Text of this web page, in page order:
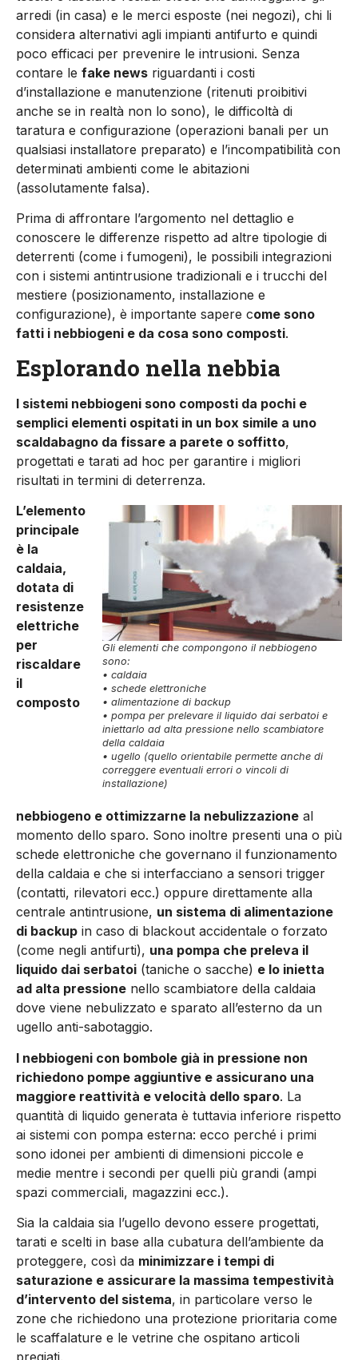
ar­redi (in casa) e le merci esposte (nei negozi), chi li
considera alternativi agli impianti antifurto e quindi
poco efficaci per prevenire le intrusioni. Senza
contare le fake news riguardanti i costi
d’installazione e manutenzione (ritenuti proibi­tivi
anche se in realtà non lo sono), le difficoltà di
taratura e configurazione (operazioni banali per un
qualsiasi installatore preparato) e l’in­compatibilità con
determinati ambienti come le abitazioni
(assolutamente falsa).
Prima di affrontare l’argomento nel dettaglio e
conoscere le differenze rispetto ad altre tipologie di
deterrenti (come i fumogeni), le possibili integrazioni
con i sistemi antintrusione tradizionali e i trucchi del
mestiere (posizionamento, installazione e
configurazione), è importante sapere come sono
fatti i nebbiogeni e da cosa sono composti.
Esplorando nella nebbia
I sistemi nebbiogeni sono composti da pochi e
semplici elementi ospitati in un box simile a uno
scaldabagno da fissare a parete o soffitto,
progettati e tarati ad hoc per garantire i migliori
risultati in termini di deterrenza.
Gli elementi che compongono il nebbiogeno
sono:
• caldaia
• schede elettroniche
• alimentazione di backup
• pompa per prelevare il liquido dai serbatoi e
iniettarlo ad alta pressione nello scambiatore
della caldaia
• ugello (quello orientabile permette anche di
correggere eventuali errori o vincoli di
installazione)
L’elemento
principale
è la
caldaia,
dotata di
resistenze
elettriche
per
riscaldare
il
composto
nebbiogeno e ottimizzarne la nebulizzazione al
momento dello sparo. Sono inoltre presenti una o più
schede elettroniche che governano il funzionamento
della caldaia e che si interfacciano a sensori trigger
(contatti, rilevatori ecc.) oppure direttamente alla
centrale antintrusione, un sistema di alimentazione
di backup in caso di blackout accidentale o forzato
(come negli antifurti), una pompa che preleva il
liquido dai serbatoi (taniche o sacche) e lo inietta
ad alta pressione nello scambiatore della caldaia
dove viene nebulizzato e sparato all’esterno da un
ugello anti-sabotaggio.
I nebbiogeni con bombole già in pressione non
richiedono pompe aggiuntive e assicurano una
maggiore reattività e velocità dello sparo. La
quantità di liquido generata è tuttavia inferiore rispetto
ai sistemi con pompa esterna: ecco per­ché i primi
sono idonei per ambienti di dimensio­ni piccole e
medie mentre i secondi per quelli più grandi (ampi
spazi commerciali, magazzini ecc.).
Sia la caldaia sia l’ugello devono essere proget­tati,
tarati e scelti in base alla cubatura dell’am­biente da
proteggere, così da minimizzare i tempi di
saturazione e assicurare la massima tempestività
d’intervento del sistema, in partico­lare verso le
zone che richiedono una protezione prioritaria come
le scaffalature e le vetrine che ospitano articoli